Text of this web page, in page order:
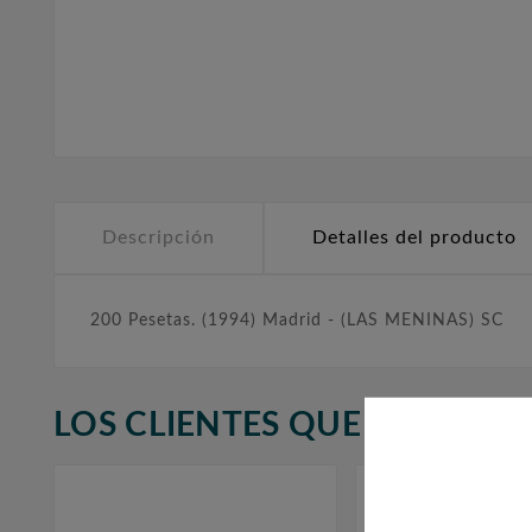
Descripción Detalles del producto
200 Pesetas. (1994) Madrid - (LAS MENINAS) SC
LOS CLIENTES QUE